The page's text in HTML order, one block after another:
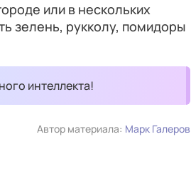
или в нескольких
зелень, рукколу, помидоры
интеллекта!
Автор материала: Марк Галеров